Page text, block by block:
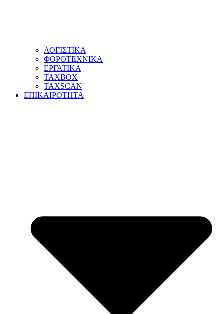
ΛΟΓΙΣΤΙΚΑ
ΦΟΡΟΤΕΧΝΙΚΑ
ΕΡΓΑΤΙΚΑ
TAXBOX
TAXSCAN
ΕΠΙΚΑΙΡΟΤΗΤΑ